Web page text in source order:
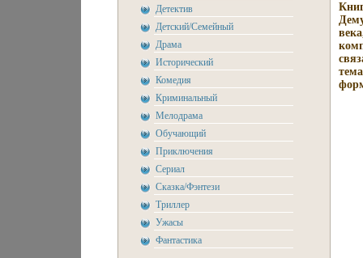
Детектив
Детский/Семейный
Драма
Исторический
Комедия
Криминальный
Мелодрама
Обучающий
Приключения
Сериал
Сказка/Фэнтези
Триллер
Ужасы
Фантастика